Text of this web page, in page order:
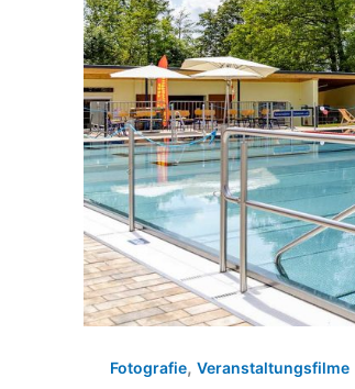
Fotografie, Veranstaltungsfilme